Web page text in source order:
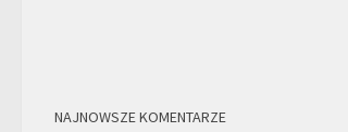
NAJNOWSZE KOMENTARZE